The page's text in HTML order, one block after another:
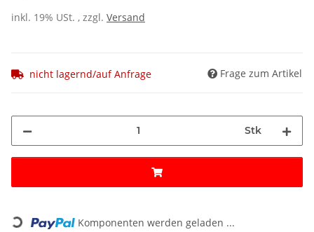
inkl. 19% USt. , zzgl. Versand
nicht lagernd/auf Anfrage Frage zum Artikel
Stk
Loading... Komponenten werden geladen ...